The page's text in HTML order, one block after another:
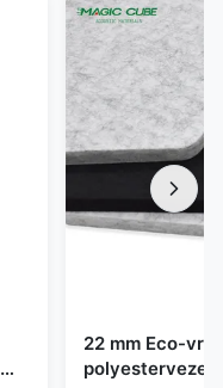
22 mm Eco-
polyestervezel